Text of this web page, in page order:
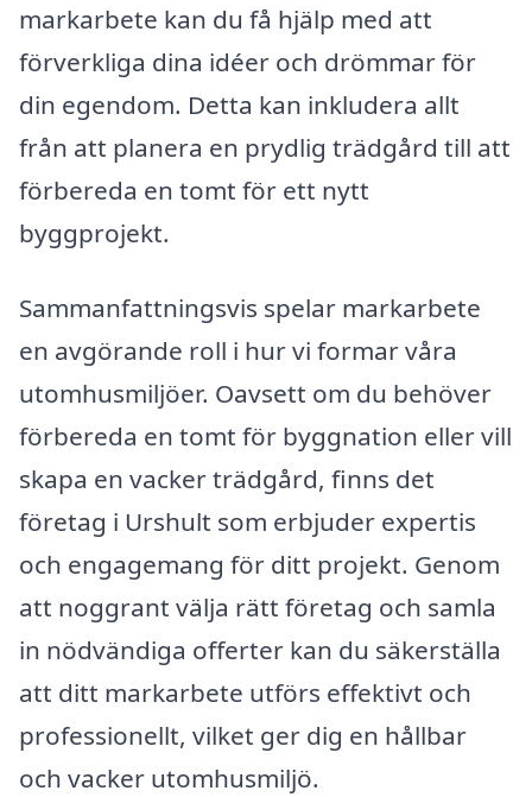
markarbete kan du få hjälp med att
förverkliga dina idéer och drömmar för
din egendom. Detta kan inkludera allt
från att planera en prydlig trädgård till att
förbereda en tomt för ett nytt
byggprojekt.
Sammanfattningsvis spelar markarbete
en avgörande roll i hur vi formar våra
utomhusmiljöer. Oavsett om du behöver
förbereda en tomt för byggnation eller vill
skapa en vacker trädgård, finns det
företag i Urshult som erbjuder expertis
och engagemang för ditt projekt. Genom
att noggrant välja rätt företag och samla
in nödvändiga offerter kan du säkerställa
att ditt markarbete utförs effektivt och
professionellt, vilket ger dig en hållbar
och vacker utomhusmiljö.